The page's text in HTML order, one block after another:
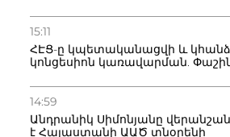
15:11
ՀԷՑ-ը կպետականացվի և
կոնցեսիոն կառավարման.
14:59
Անդրանիկ Սիմոնյանը
է Հայաստանի ԱԱԾ տնօրենի